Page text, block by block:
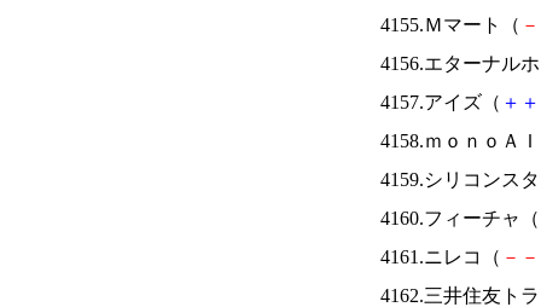
4155.Ｍマート（ －
4156.エターナル
4157.アイズ（ ＋ ＋
4158.ｍｏｎｏＡ
4159.シリコンス
4160.フィーチャ（
4161.ニレコ（ － －
4162.三井住友ト